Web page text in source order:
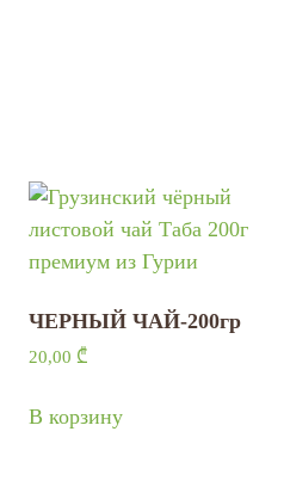
ЧЕРНЫЙ ЧАЙ-200гр
20,00 ₾
В корзину